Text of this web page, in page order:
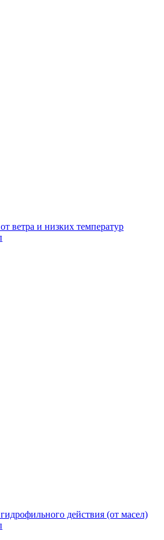
ветра и низких температур
действия (от масел)